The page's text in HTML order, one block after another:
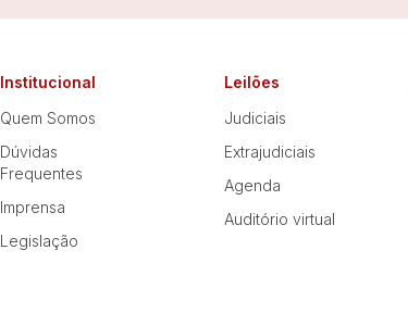
Institucional
Quem Somos
Dúvidas
Frequentes
Imprensa
Legislação
Leilões
Judiciais
Extrajudiciais
Agenda
Auditório virtual